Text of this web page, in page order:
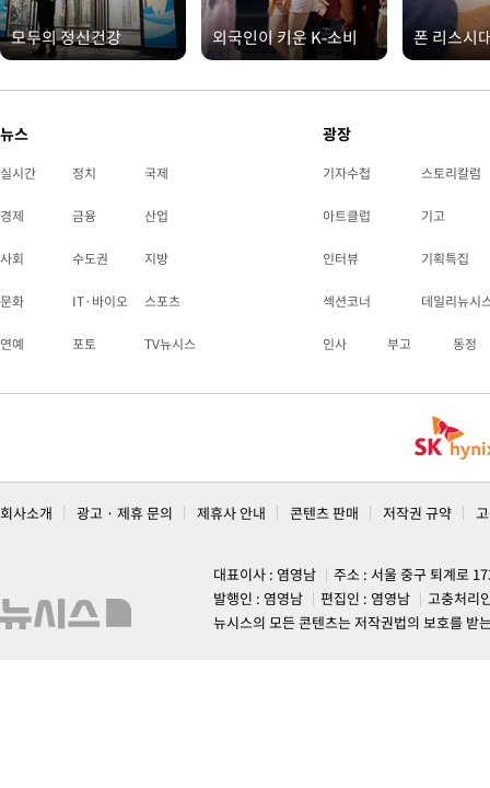
모두의 정신건강 외국인이 키운 K-소비 폰 리스시
뉴스
실시간 정치 국제
경제 금융 산업
사회 수도권 지방
문화 IT·바이오 스포츠
연예 포토 TV뉴시스
광장
기자수첩 스토리칼럼
아트클럽 기고
인터뷰 기획특집
섹션코너 데일리뉴시
인사 부고 동정
회사소개 광고 · 제휴 문의 제휴사 안내 콘텐츠 판매 저작권 규약
대표이사 : 염영남
주소 : 서울 중구 퇴계로
발행인 : 염영남
편집인 : 염영남
고충처리
뉴시스의 모든 콘텐츠는 저작권법의 보호를